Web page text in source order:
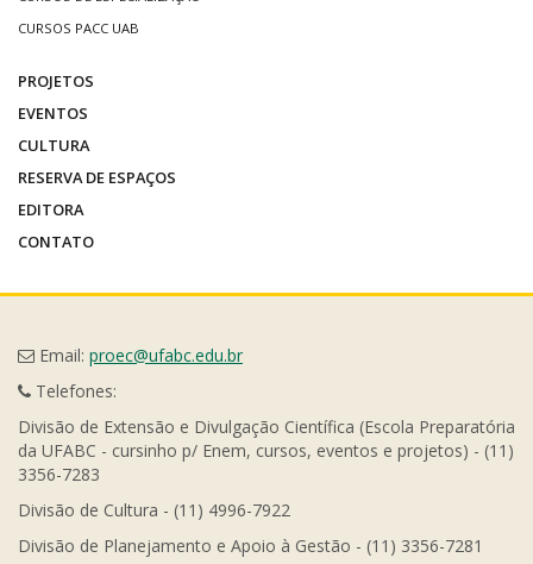
CURSOS PACC UAB
PROJETOS
EVENTOS
CULTURA
RESERVA DE ESPAÇOS
EDITORA
CONTATO
Email: proec@ufabc.edu.br
Telefones:
Divisão de Extensão e Divulgação Científica (Escola Preparatória
da UFABC - cursinho p/ Enem, cursos, eventos e projetos) - (11)
3356-7283
Divisão de Cultura - (11) 4996-7922
Divisão de Planejamento e Apoio à Gestão - (11) 3356-7281